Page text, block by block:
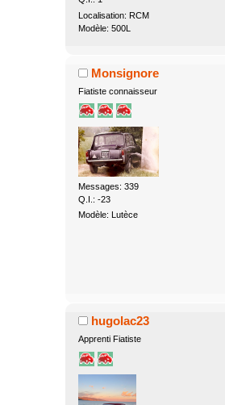
Localisation: RCM
Modèle: 500L
Monsignore
Fiatiste connaisseur
Messages: 339
Q.I.: -23
Modèle: Lutèce
hugolac23
Apprenti Fiatiste